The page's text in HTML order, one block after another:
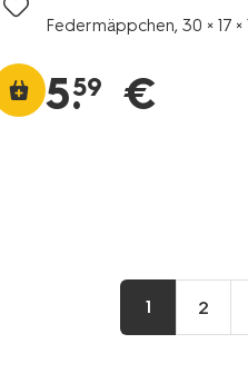
Federmäppchen, 30 × 17 ×
5.
59 €
1 2